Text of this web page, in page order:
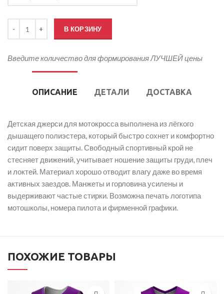
В КОРЗИНУ
Введите количество для формирования ЛУЧШЕЙ цены
ОПИСАНИЕ ДЕТАЛИ ДОСТАВКА
Детская джерси для мотокросса выполнена из лёгкого
дышащего полиэстера, который быстро сохнет и комфортно
сидит поверх защиты. Свободный спортивный крой не
стесняет движений, учитывает ношение защиты груди, плеч
и локтей. Материал хорошо отводит влагу даже во время
активных заездов. Манжеты и горловина усилены и
выдерживают частые стирки. Возможна печать логотипа
мотошколы, номера пилота и фирменной графики.
ПОХОЖИЕ ТОВАРЫ